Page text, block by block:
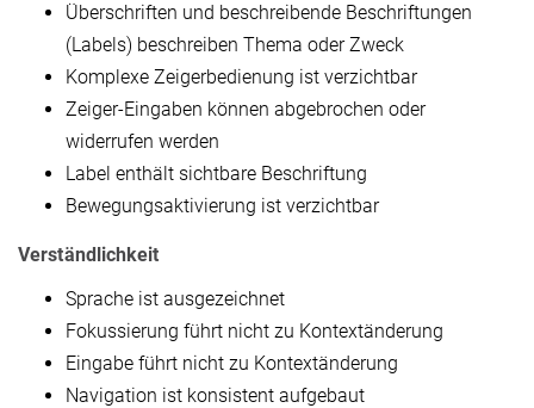
Überschriften und beschreibende Beschriftungen
(Labels) beschreiben Thema oder Zweck
Komplexe Zeigerbedienung ist verzichtbar
Zeiger-Eingaben können abgebrochen oder
widerrufen werden
Label enthält sichtbare Beschriftung
Bewegungsaktivierung ist verzichtbar
Verständlichkeit
Sprache ist ausgezeichnet
Fokussierung führt nicht zu Kontextänderung
Eingabe führt nicht zu Kontextänderung
Navigation ist konsistent aufgebaut